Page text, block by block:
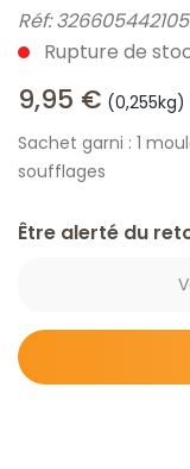
Réf:
Rupture de
9,95 € (0,255kg)
Sachet garni : 1
soufflages
Être alerté du